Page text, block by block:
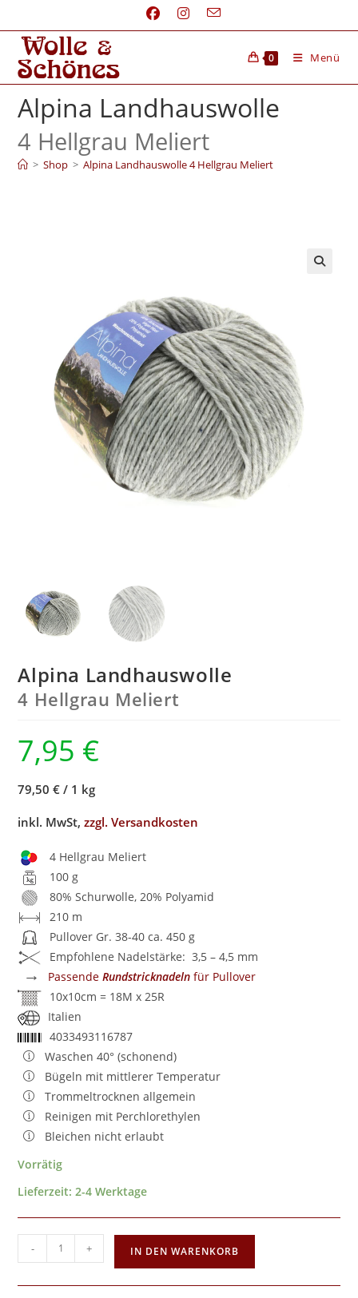
0 Menü
Alpina Landhauswolle
4 Hellgrau Meliert
> Shop > Alpina Landhauswolle 4 Hellgrau Meliert
Alpina Landhauswolle
4 Hellgrau Meliert
7,95 €
79,50 € / 1 kg
inkl. MwSt,zzgl. Versandkosten
4 Hellgrau Meliert
100 g
80% Schurwolle, 20% Polyamid
210 m
Pullover Gr. 38-40 ca. 450 g
Empfohlene Nadelstärke: 3,5 – 4,5 mm
→ PassendeRundstricknadeln für Pullover
10x10cm = 18M x 25R
Italien
4033493116787
Waschen 40° (schonend)
Bügeln mit mittlerer Temperatur
Trommeltrocknen allgemein
Reinigen mit Perchlorethylen
Bleichen nicht erlaubt
Vorrätig
Lieferzeit:2-4 Werktage
- + IN DEN WARENKORB